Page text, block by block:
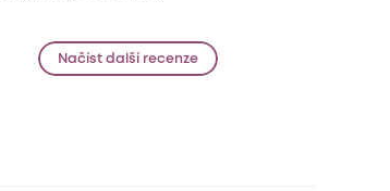
Načíst další recenze